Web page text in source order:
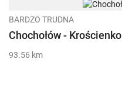
BARDZO TRUDNA
Chochołów - Krościenko
93.56 km